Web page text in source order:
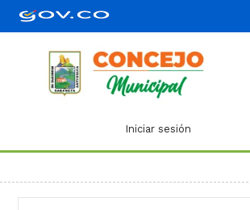
Iniciar sesión